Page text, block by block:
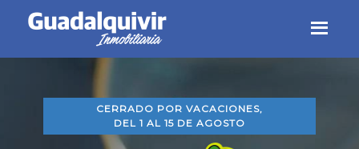
navigation
content
CERRADO POR VACACIONES,
DEL 1 AL 15 DE AGOSTO